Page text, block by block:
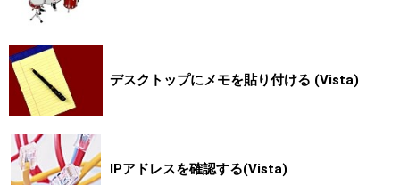
デスクトップにメモを貼り付ける (Vista)
IPアドレスを確認する(Vista)